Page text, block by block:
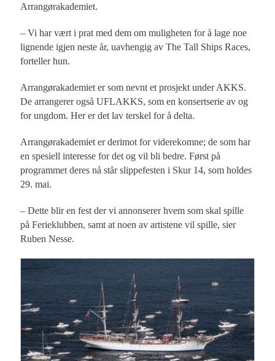
Arrangørakademiet.
– Vi har vært i prat med dem om muligheten for å lage noe
lignende igjen neste år, uavhengig av The Tall Ships Races,
forteller hun.
Arrangørakademiet er som nevnt et prosjekt under AKKS.
De arrangerer også UFLAKKS, som en konsertserie av og
for ungdom. Her er det lav terskel for å delta.
Arrangørakademiet er derimot for viderekomne; de som har
en spesiell interesse for det og vil bli bedre. Først på
programmet deres nå står slippefesten i Skur 14, som holdes
29. mai.
– Dette blir en fest der vi annonserer hvem som skal spille
på Ferieklubben, samt at noen av artistene vil spille, sier
Ruben Nesse.